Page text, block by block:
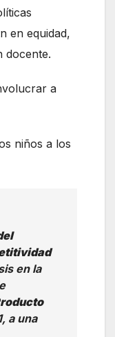
en equidad,
docente.
a
niños a los
en la
a una